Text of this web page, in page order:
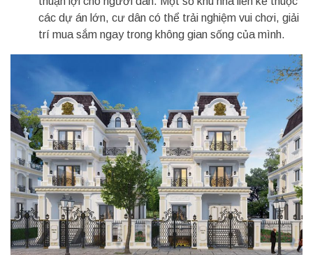
các dự án lớn, cư dân có thể trải nghiệm vui chơi, giải
trí mua sắm ngay trong không gian sống của mình.